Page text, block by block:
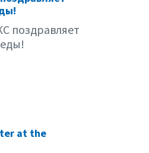
поздравляет
at the